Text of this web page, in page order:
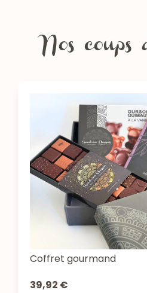
Nos coups
Coffret gourmand
39,92 €